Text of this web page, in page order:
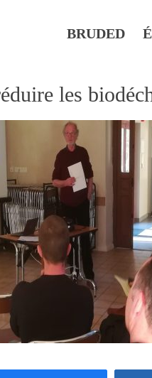
BRUDED
les